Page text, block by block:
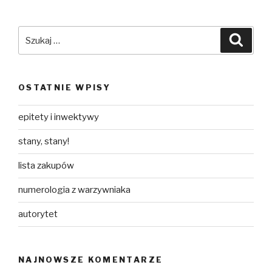
OSTATNIE WPISY
epitety i inwektywy
stany, stany!
lista zakupów
numerologia z warzywniaka
autorytet
NAJNOWSZE KOMENTARZE